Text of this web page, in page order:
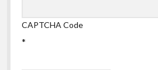
CAPTCHA Code
*